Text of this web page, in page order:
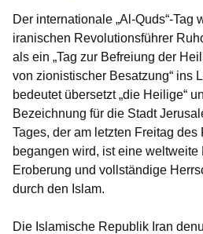
Der internationale „Al-Quds“-Tag
iranischen Revolutionsführer
als ein „Tag zur Befreiung der
von zionistischer Besatzung“ ins
bedeutet übersetzt „die Heilige“
Bezeichnung für die Stadt
Tages, der am letzten Freitag
begangen wird, ist eine
Eroberung und vollständige
durch den Islam.
Die Islamische Republik Iran